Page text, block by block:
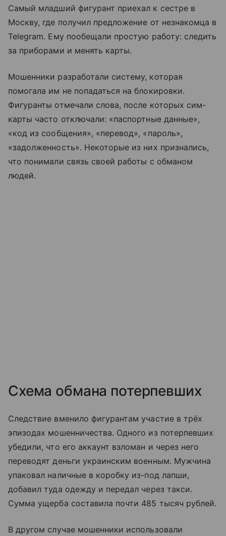
Самый младший фигурант приехал к сестре в
Москву, где получил предложение от незнакомца в
Telegram. Ему пообещали простую работу: следить
за приборами и менять карты.
Мошенники разработали систему, которая
помогала им не попадаться на блокировки.
Фигуранты отмечали слова, после которых сим-
карты часто отключали: «паспортные данные»,
«код из сообщения», «перевод», «пароль»,
«задолженность». Некоторые из них признались,
что понимали связь своей работы с обманом
людей.
Схема обмана потерпевших
Следствие вменило фигурантам участие в трёх
эпизодах мошенничества. Одного из потерпевших
убедили, что его аккаунт взломан и через него
переводят деньги украинским военным. Мужчина
упаковал наличные в коробку из-под лапши,
добавил туда одежду и передал через такси.
Сумма ущерба составила почти 485 тысяч рублей.
В другом случае мошенники использовали